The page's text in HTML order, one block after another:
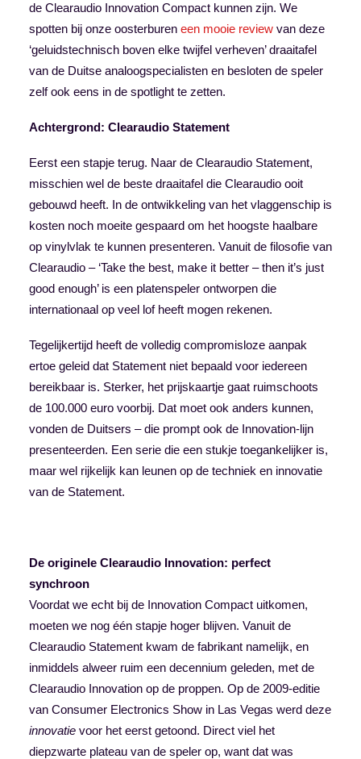
de Clearaudio Innovation Compact kunnen zijn. We
spotten bij onze oosterburen een mooie review van deze
‘geluidstechnisch boven elke twijfel verheven’ draaitafel
van de Duitse analoogspecialisten en besloten de speler
zelf ook eens in de spotlight te zetten.
Achtergrond: Clearaudio Statement
Eerst een stapje terug. Naar de Clearaudio Statement,
misschien wel de beste draaitafel die Clearaudio ooit
gebouwd heeft. In de ontwikkeling van het vlaggenschip is
kosten noch moeite gespaard om het hoogste haalbare
op vinylvlak te kunnen presenteren. Vanuit de filosofie van
Clearaudio – ‘Take the best, make it better – then it’s just
good enough’ is een platenspeler ontworpen die
internationaal op veel lof heeft mogen rekenen.
Tegelijkertijd heeft de volledig compromisloze aanpak
ertoe geleid dat Statement niet bepaald voor iedereen
bereikbaar is. Sterker, het prijskaartje gaat ruimschoots
de 100.000 euro voorbij. Dat moet ook anders kunnen,
vonden de Duitsers – die prompt ook de Innovation-lijn
presenteerden. Een serie die een stukje toegankelijker is,
maar wel rijkelijk kan leunen op de techniek en innovatie
van de Statement.
De originele Clearaudio Innovation: perfect
synchroon
Voordat we echt bij de Innovation Compact uitkomen,
moeten we nog één stapje hoger blijven. Vanuit de
Clearaudio Statement kwam de fabrikant namelijk, en
inmiddels alweer ruim een decennium geleden, met de
Clearaudio Innovation op de proppen. Op de 2009-editie
van Consumer Electronics Show in Las Vegas werd deze
innovatie voor het eerst getoond. Direct viel het
diepzwarte plateau van de speler op, want dat was